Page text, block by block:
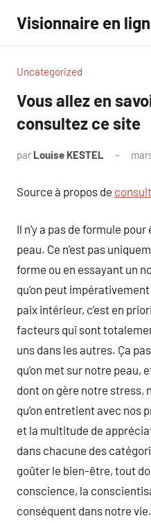
contenu
Visionnaire en
Uncategorized
Vous allez en
consultez ce site
par Louise KESTEL
Source à propos de
Il n’y a pas de formule
peau. Ce n’est pas
forme ou en essayant un
qu’on peut
paix intérieur, c’est en
facteurs qui sont
uns dans les autres. Ça
qu’on met sur notre peau,
dont on gère notre stress,
qu’on entretient avec nos
et la multitude de
dans chacune des
goûter le bien-être, tout
conscience, la
conséquent dans notre